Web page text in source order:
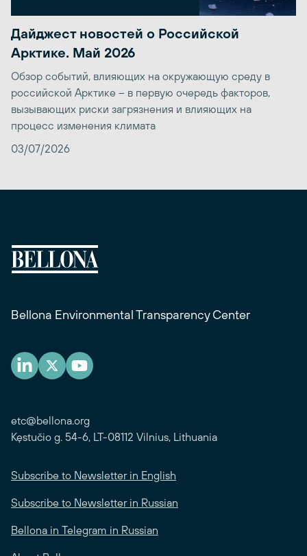
Дайджест новостей о Российской
Арктике. Май 2026
Обзор событий, влияющих на окружающую среду в
российской Арктике – в первую очередь факторов,
вызывающих риски загрязнения и влияющих на
процесс изменения климата
03/07/2026
Bellona Environmental Transparency Center
etc@bellona.org
Kęstučio g. 54-6, LT-08112 Vilnius, Lithuania
Subscribe to Newsletter in English
Subscribe to Newsletter in Russian
Bellona in Telegram in Russian